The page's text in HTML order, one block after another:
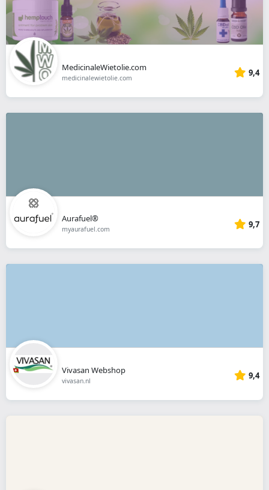
MedicinaleWietolie.com
medicinalewietolie.com 9,4
Aurafuel®
myaurafuel.com 9,7
Vivasan Webshop
vivasan.nl 9,4